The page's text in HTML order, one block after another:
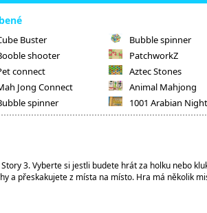
Buster
shooter
connect
Jong Connect
spinner
Bubble spinner
PatchworkZ
Aztec Stones
Animal Mahjong
1001 Arabian
3. Vyberte si jestli budete hrát za holku nebo
a přeskakujete z místa na místo. Hra má několik